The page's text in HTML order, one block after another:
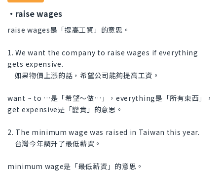
・raise wages
raise wages是「提高工資」的意思。
1. We want the company to raise wages if everything
gets expensive.
如果物價上漲的話，希望公司能夠提高工資。
want ~ to …是「希望～做…」，everything是「所有東西」，
get expensive是「變貴」的意思。
2. The minimum wage was raised in Taiwan this year.
台灣今年調升了最低薪資。
minimum wage是「最低薪資」的意思。